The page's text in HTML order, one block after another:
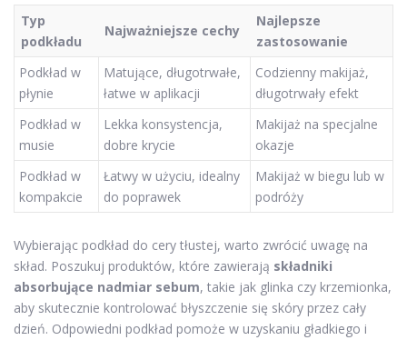
Typ
podkładu
Najważniejsze cechy
Najlepsze
zastosowanie
Podkład w
płynie
Matujące, długotrwałe,
łatwe w aplikacji
Codzienny makijaż,
długotrwały efekt
Podkład w
musie
Lekka konsystencja,
dobre krycie
Makijaż na specjalne
okazje
Podkład w
kompakcie
Łatwy w użyciu, idealny
do poprawek
Makijaż w biegu lub w
podróży
Wybierając podkład do cery tłustej, warto zwrócić uwagę na
skład. Poszukuj produktów, które zawierają składniki
absorbujące nadmiar sebum, takie jak glinka czy krzemionka,
aby skutecznie kontrolować błyszczenie się skóry przez cały
dzień. Odpowiedni podkład pomoże w uzyskaniu gładkiego i